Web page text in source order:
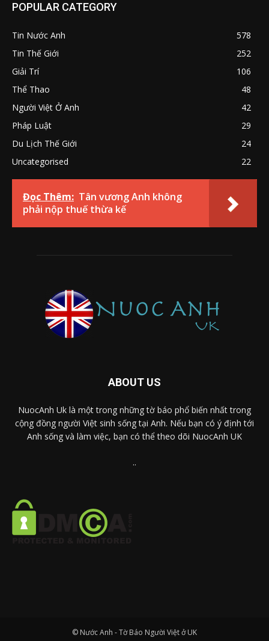
POPULAR CATEGORY
Tin Nước Anh
578
Tin Thế Giới
252
Giải Trí
106
Thể Thao
48
Người Việt Ở Anh
42
Pháp Luật
29
Du Lịch Thế Giới
24
Uncategorised
22
Đọc Thêm: Tân vương Anh không
phải nộp thuế thừa kế
ABOUT US
NuocAnh Uk là một trong những tờ báo phổ biến nhất trong
cộng đồng người Việt sinh sống tại Anh. Nếu bạn có ý định tới
Anh sống và làm việc, bạn có thể theo dõi NuocAnh UK
..
© Nước Anh - Tờ Báo Người Việt ở UK